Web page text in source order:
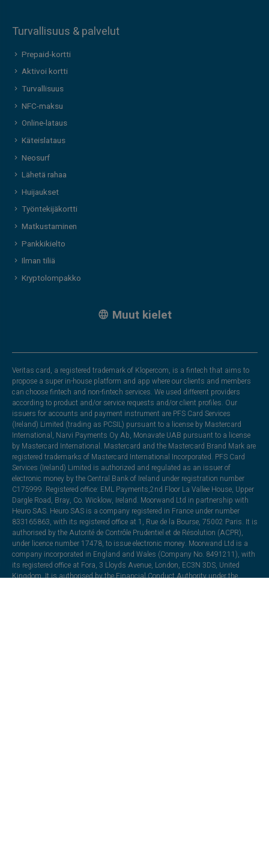
Turvallisuus & palvelut
Prepaid-kortti
Aktivoi kortti
Turvallisuus
NFC-maksu
Online-lataus
Käteislataus
Neosurf
Lähetä rahaa
Huijaukset
Työntekijäkortti
Matkustaminen
Pankkikielto
Ilman tiliä
Kryptolompakko
Muut kielet
Veritas card, a registered trademark of Klopercom, is a fintech that aims to
propose a super in-house platform and app where our clients and members
can choose fintech and non-fintech services. We used different providers
according to product and/or service requests and/or client profiles. Our
issuers for accounts and payment instrument are PFS Card Services
(Ireland) Limited (trading as PCSIL) pursuant to a license by Mastercard
International, Narvi Payments Oy Ab, Monavate UAB pursuant to a license
by Mastercard International. Mastercard and the Mastercard Brand Mark are
registered trademarks of Mastercard International Incorporated. PFS Card
Services (Ireland) Limited is authorized and regulated as an issuer of
electronic money by the Central Bank of Ireland under registration number
C175999. Registered office: EML Payments,2nd Floor La Vallee House, Upper
Dargle Road, Bray, Co. Wicklow, Ireland. Moorwand Ltd in partnership with
Heuro SAS. Heuro SAS is a company registered in France under number
833165863, with its registered office at 1, Rue de la Bourse, 75002 Paris. It is
authorised by the Autorité de Contrôle Prudentiel et de Résolution (ACPR),
under licence number 17478, to issue electronic money. Moorwand Ltd is a
company incorporated in England and Wales (Company No. 8491211), with
its registered office at Fora, 3 Lloyds Avenue, London, EC3N 3DS, United
Kingdom. It is authorised by the Financial Conduct Authority under the